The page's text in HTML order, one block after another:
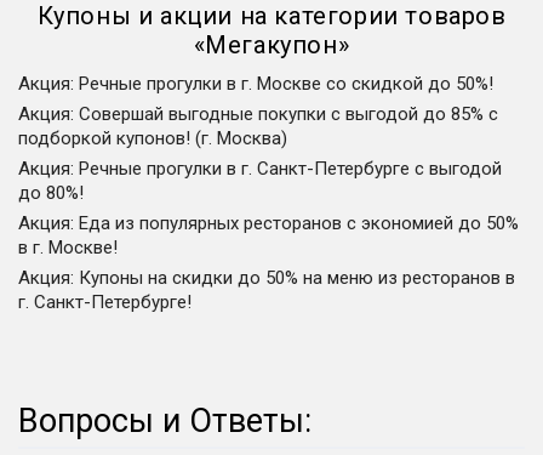
Купоны и акции на категории товаров
«Мегакупон»
Акция: Речные прогулки в г. Москве со скидкой до 50%!
Акция: Совершай выгодные покупки с выгодой до 85% с
подборкой купонов! (г. Москва)
Акция: Речные прогулки в г. Санкт-Петербурге с выгодой
до 80%!
Акция: Еда из популярных ресторанов с экономией до 50%
в г. Москве!
Акция: Купоны на скидки до 50% на меню из ресторанов в
г. Санкт-Петербурге!
Вопросы и Ответы: